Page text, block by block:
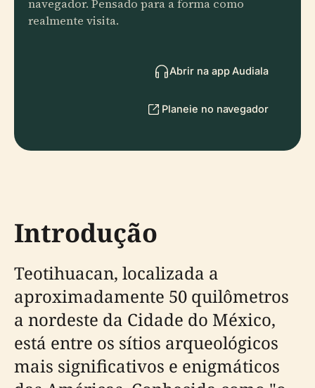
navegador. Pensado para a forma como
realmente visita.
Abrir na app Audiala
Planeie no navegador
Introdução
Teotihuacan, localizada a
aproximadamente 50 quilômetros
a nordeste da Cidade do México,
está entre os sítios arqueológicos
mais significativos e enigmáticos